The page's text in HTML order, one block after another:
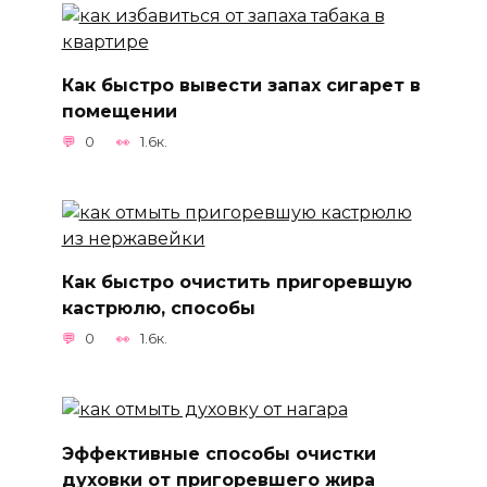
Как быстро вывести запах сигарет в
помещении
0 1.6к.
Как быстро очистить пригоревшую
кастрюлю, способы
0 1.6к.
Эффективные способы очистки
духовки от пригоревшего жира